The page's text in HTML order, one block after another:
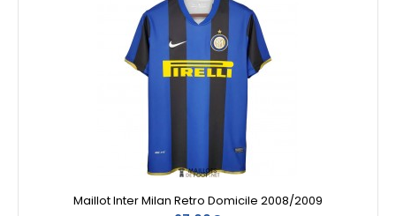
Maillot Inter Milan Retro Domicile 2008/2009